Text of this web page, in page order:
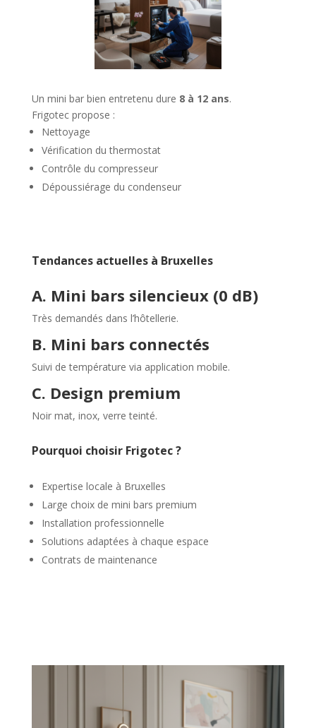
Un mini bar bien entretenu dure 8 à 12 ans.
Frigotec propose :
Nettoyage
Vérification du thermostat
Contrôle du compresseur
Dépoussiérage du condenseur
Tendances actuelles à Bruxelles
A. Mini bars silencieux (0 dB)
Très demandés dans l’hôtellerie.
B. Mini bars connectés
Suivi de température via application mobile.
C. Design premium
Noir mat, inox, verre teinté.
Pourquoi choisir Frigotec?
Expertise locale à Bruxelles
Large choix de mini bars premium
Installation professionnelle
Solutions adaptées à chaque espace
Contrats de maintenance